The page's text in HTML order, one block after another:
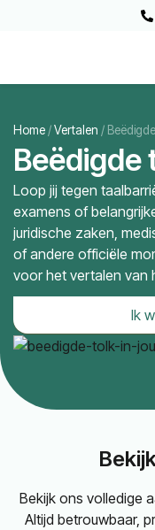
Home /Vertalen /
Beëdigde
Loop jij tegen
examens of
juridische zaken,
of andere officiële
voor het vertalen van
Ik
Bekijk ons volledige
Altijd betrouwbaar,